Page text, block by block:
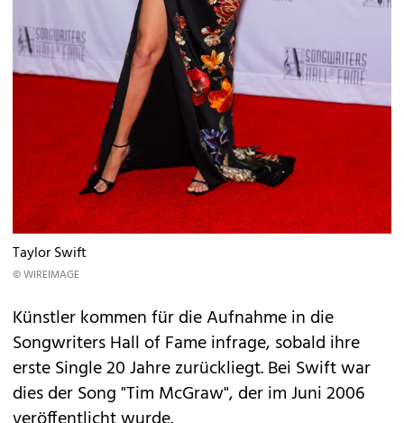
Taylor Swift
© WIREIMAGE
Künstler kommen für die Aufnahme in die
Songwriters Hall of Fame infrage, sobald ihre
erste Single 20 Jahre zurückliegt. Bei Swift war
dies der Song "Tim McGraw", der im Juni 2006